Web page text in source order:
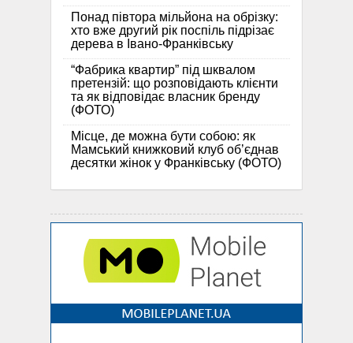
Понад півтора мільйона на обрізку:
хто вже другий рік поспіль підрізає
дерева в Івано-Франківську
“Фабрика квартир” під шквалом
претензій: що розповідають клієнти
та як відповідає власник бренду
(ФОТО)
Місце, де можна бути собою: як
Мамський книжковий клуб об’єднав
десятки жінок у Франківську (ФОТО)